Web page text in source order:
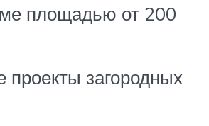
площадью от 200
загородных